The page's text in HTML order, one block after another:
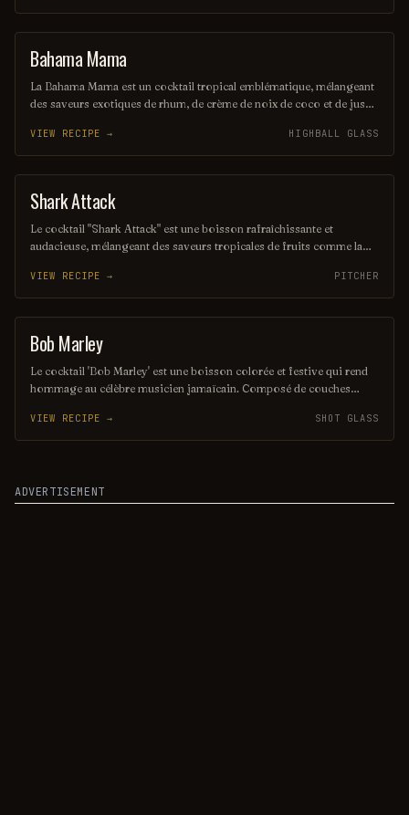
un moment de détente, ce cocktail est un véritable voyage gustatif.
COCKTAIL
Bahama Mama
La Bahama Mama est un cocktail tropical emblématique, mélangeant
des saveurs exotiques de rhum, de crème de noix de coco et de jus
plages ensoleillées et des vacances paradisiaques. Sa garniture de
fruits frais ajoute une touche colorée et rafraîchissante.
VIEW RECIPE → HIGHBALL GLASS
COCKTAIL
Shark Attack
Le cocktail "Shark Attack" est une boisson rafraîchissante et
audacieuse, mélangeant des saveurs tropicales de fruits comme la
couleur vibrante. Servi avec des glaçons et souvent décoré de fruits
frais, il évoque l'excitation des mers tropicales tout en offrant une
expérience gustative inoubliable. Parfait pour les soirées d'été et les
fêtes sur la plage
VIEW RECIPE → PITCHER
SHOT
Bob Marley
Le cocktail 'Bob Marley' est une boisson colorée et festive qui rend
hommage au célèbre musicien jamaïcain. Composé de couches
couleurs emblématiques du drapeau jamaïcain. Ce cocktail
rafraîchissant et tropical est parfait pour célébrer l'esprit de la
VIEW RECIPE → SHOT GLASS
ADVERTISEMENT